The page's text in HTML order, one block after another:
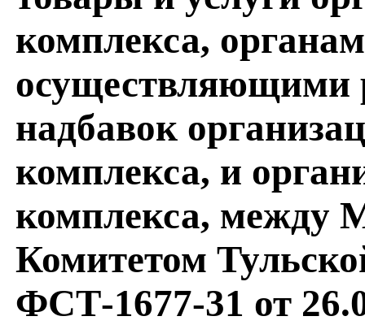
комплекса,
осуществляющими
надбавок
комплекса, и
комплекса,
Комитетом
ФСТ-1677-31 от